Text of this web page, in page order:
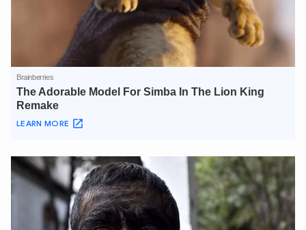
TÔI LÀ CHATBOT CỦA
Hãy hỏi tôi bất kỳ điều gì bạn cần biết về